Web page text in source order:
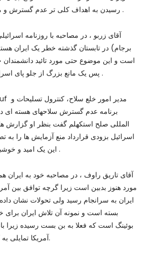
رسیدن به اهداف کلی تر عدم گسترش و ممنوعیت سلاحهای اتمی .
آقای زربو ، در مصاحبه با روزنامه
برجام) در تابستان گذشته خطر یک ایران
است و این موضوع حتی مورد تائید
پس یک مانع بزرگ از جلو پای اسرائیل برداشته شده است .
برنامه عدم گسترش سلاحهای هسته ای
المللی صلح استکهلم گفت بنظر او گزارش
اسرائیل بزودی قرارداد منع آزمایش ها را به
این یک امید و خوشبینی اغراق آمیزی است .
آقای تاریق راوف ، در مصاحبه خود به ایران
مورد هنوز بدبین است زیرا گرچه توافق بین
ایران به سرانجام رسید ولی تحولات نشان
بسته است و نمونه آن تلاش ایران برای
بوئینگ است که فعلا به بن بست رسیده زیرا
آمریکا تمایلی به کار کردن با ایران ندارند.